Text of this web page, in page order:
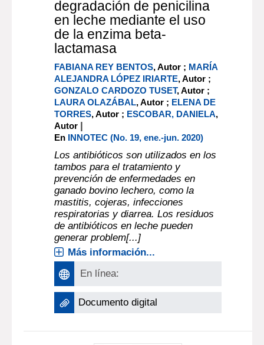
degradación de penicilina
en leche mediante el uso
de la enzima beta-
lactamasa
FABIANA REY BENTOS, Autor ; MARÍA
ALEJANDRA LÓPEZ IRIARTE, Autor ;
GONZALO CARDOZO TUSET, Autor ;
LAURA OLAZÁBAL, Autor ; ELENA DE
TORRES, Autor ; ESCOBAR, DANIELA,
Autor |
En INNOTEC (No. 19, ene.-jun. 2020)
Los antibióticos son utilizados en los
tambos para el tratamiento y
prevención de enfermedades en
ganado bovino lechero, como la
mastitis, cojeras, infecciones
respiratorias y diarrea. Los residuos
de antibióticos en leche pueden
generar problem[...]
Más información...
En línea:
Documento digital